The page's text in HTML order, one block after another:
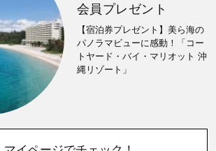
会員プレゼント
【宿泊券プレゼント】美ら海の
パノラマビューに感動！「コー
トヤード・バイ・マリオット 沖
縄リゾート」